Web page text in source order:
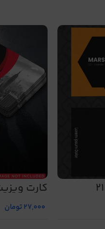
کارت
27,000تومان